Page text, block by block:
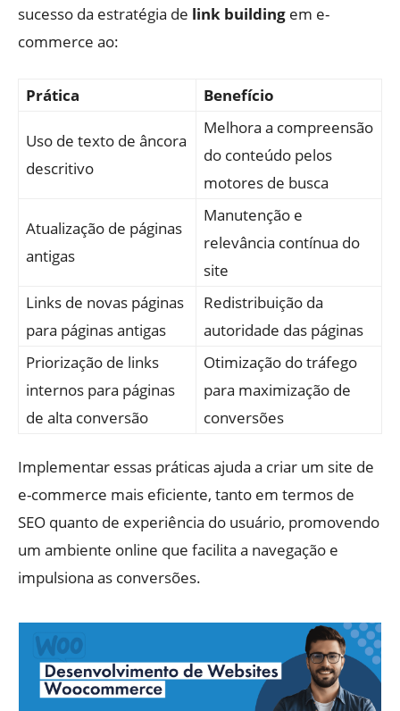
sucesso da estratégia de link building em e-
commerce ao:
Prática Benefício
Uso de texto de âncora
descritivo
Melhora a compreensão
do conteúdo pelos
motores de busca
Atualização de páginas
antigas
Manutenção e
relevância contínua do
site
Links de novas páginas
para páginas antigas
Redistribuição da
autoridade das páginas
Priorização de links
internos para páginas
de alta conversão
Otimização do tráfego
para maximização de
conversões
Implementar essas práticas ajuda a criar um site de
e-commerce mais eficiente, tanto em termos de
SEO quanto de experiência do usuário, promovendo
um ambiente online que facilita a navegação e
impulsiona as conversões.